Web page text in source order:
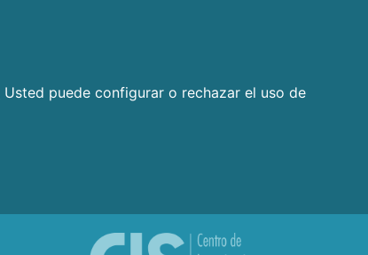
Usted puede configurar o rechazar el uso de